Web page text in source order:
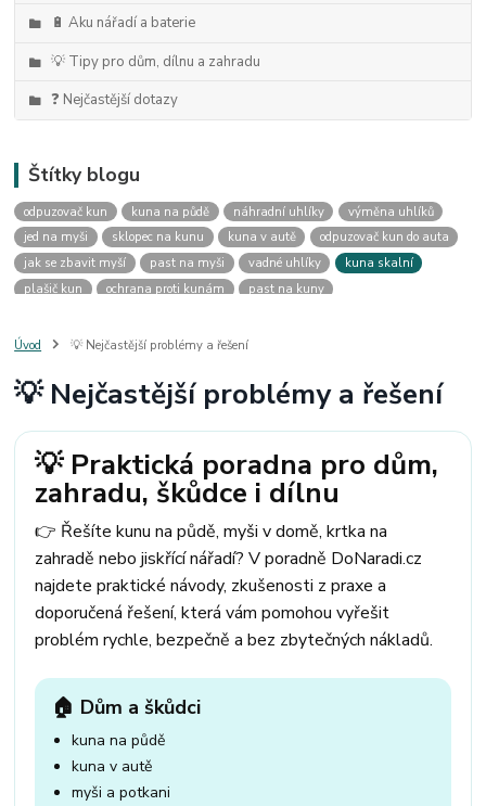
🔋 Aku nářadí a baterie
💡 Tipy pro dům, dílnu a zahradu
❓ Nejčastější dotazy
Štítky blogu
odpuzovač kun kuna na půdě náhradní uhlíky
výměna uhlíků
jed na myši
sklopec na kunu kuna v autě
odpuzovač kun do auta
jak se zbavit myší
past na myši vadné uhlíky
kuna skalní
plašič kun
ochrana proti kunám
past na kuny
past na kunu
myši v domě odpuzovač myší
štěnice
štěnice v hotelu jak se zbavit kuny
kuna ve střeše
mravenci a mšice
uhlíky do nářadí
uhlíky do nařadí
uhlíky do vysavače
uhlíky do pračky uhlíky do
uhlíky parkside
uhlíky ferm uhlíky makita
uhlíkové kartáče
kde sehnat uhlíky
kde koupit uhlíky
Úvod 💡 Nejčastější problémy a řešení
💡 Nejčastější problémy a řešení
💡 Praktická poradna pro dům,
zahradu, škůdce i dílnu
👉 Řešíte kunu na půdě, myši v domě, krtka na
zahradě nebo jiskřící nářadí? V poradně DoNaradi.cz
najdete praktické návody, zkušenosti z praxe a
doporučená řešení, která vám pomohou vyřešit
problém rychle, bezpečně a bez zbytečných nákladů.
🏠 Dům a škůdci
kuna na půdě
kuna v autě
myši a potkani